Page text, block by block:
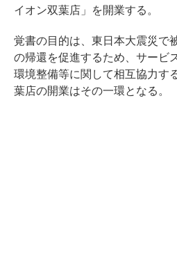
イオン双葉店」を開業する。
覚書の目的は、東日本大震災で
の帰還を促進するため、サービ
環境整備等に関して相互協力す
葉店の開業はその一環となる。